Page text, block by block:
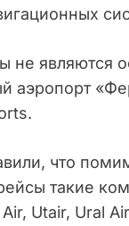
не являются
аэропорт
что
такие
Utair, Ural